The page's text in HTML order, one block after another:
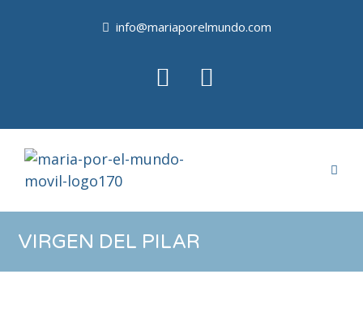
info@mariaporelmundo.com
VIRGEN DEL PILAR